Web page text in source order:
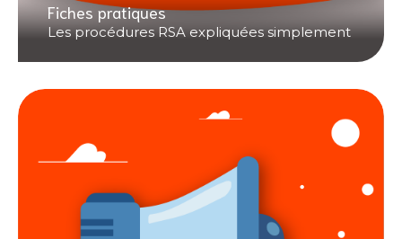
Fiches pratiques
Les procédures RSA expliquées simplement